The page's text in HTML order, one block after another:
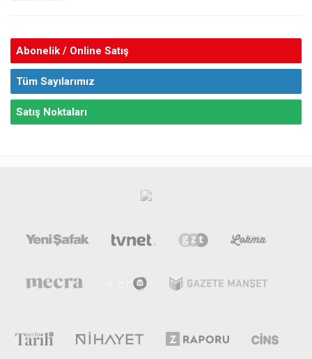
Abonelik / Online Satış
Tüm Sayılarımız
Satış Noktaları